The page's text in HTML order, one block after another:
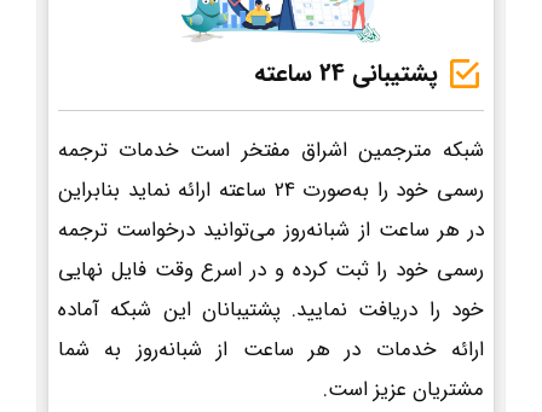
پشتیبانی 24 ساعته
شبکه مترجمین اشراق مفتخر است خدمات ترجمه
رسمی خود را به‌صورت 24 ساعته ارائه نماید بنابراین
در هر ساعت از شبانه‌روز می‌توانید درخواست ترجمه
رسمی خود را ثبت کرده و در اسرع وقت فایل نهایی
خود را دریافت نمایید. پشتیبانان این شبکه آماده
ارائه خدمات در هر ساعت از شبانه‌روز به شما
مشتریان عزیز است.